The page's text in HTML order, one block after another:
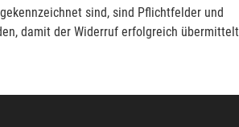
sind, sind Pflichtfelder und
damit der Widerruf erfolgreich übermittelt